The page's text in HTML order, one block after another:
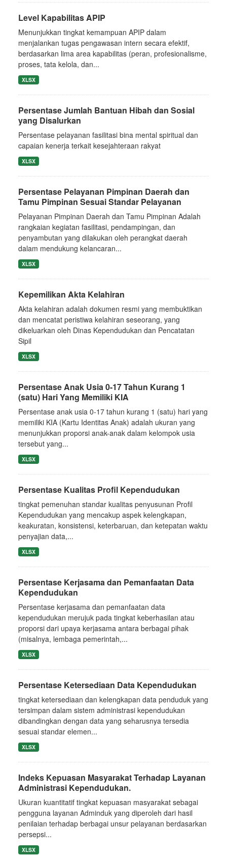
Level Kapabilitas APIP
Menunjukkan tingkat kemampuan APIP dalam
menjalankan tugas pengawasan intern secara efektif,
berdasarkan lima area kapabilitas (peran, profesionalisme,
proses, tata kelola, dan...
XLSX
Persentase Jumlah Bantuan Hibah dan Sosial
yang Disalurkan
Persentase pelayanan fasilitasi bina mental spiritual dan
capaian kenerja terkait kesejahteraan rakyat
XLSX
Persentase Pelayanan Pimpinan Daerah dan
Tamu Pimpinan Sesuai Standar Pelayanan
Pelayanan Pimpinan Daerah dan Tamu Pimpinan Adalah
rangkaian kegiatan fasilitasi, pendampingan, dan
penyambutan yang dilakukan oleh perangkat daerah
dalam mendukung kelancaran...
XLSX
Kepemilikan Akta Kelahiran
Akta kelahiran adalah dokumen resmi yang membuktikan
dan mencatat peristiwa kelahiran seseorang, yang
dikeluarkan oleh Dinas Kependudukan dan Pencatatan
Sipil
XLSX
Persentase Anak Usia 0-17 Tahun Kurang 1
(satu) Hari Yang Memiliki KIA
Persentase anak usia 0-17 tahun kurang 1 (satu) hari yang
memiliki KIA (Kartu Identitas Anak) adalah ukuran yang
menunjukkan proporsi anak-anak dalam kelompok usia
tersebut yang...
XLSX
Persentase Kualitas Profil Kependudukan
tingkat pemenuhan standar kualitas penyusunan Profil
Kependudukan yang mencakup aspek kelengkapan,
keakuratan, konsistensi, keterbaruan, dan ketepatan waktu
penyajian data,...
XLSX
Persentase Kerjasama dan Pemanfaatan Data
Kependudukan
Persentase kerjasama dan pemanfaatan data
kependudukan merujuk pada tingkat keberhasilan atau
proporsi dari upaya kerjasama antara berbagai pihak
(misalnya, lembaga pemerintah,...
XLSX
Persentase Ketersediaan Data Kependudukan
tingkat ketersediaan dan kelengkapan data penduduk yang
tersimpan dalam sistem administrasi kependudukan
dibandingkan dengan data yang seharusnya tersedia
sesuai standar elemen...
XLSX
Indeks Kepuasan Masyarakat Terhadap Layanan
Administrasi Kependudukan.
Ukuran kuantitatif tingkat kepuasan masyarakat sebagai
pengguna layanan Adminduk yang diperoleh dari hasil
penilaian terhadap berbagai unsur pelayanan berdasarkan
persepsi...
XLSX